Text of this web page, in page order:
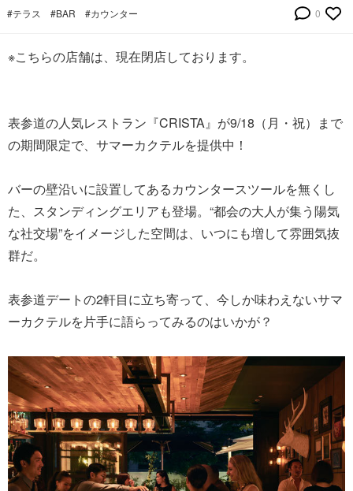
#テラス #BAR #カウンター 0
※こちらの店舗は、現在閉店しております。
表参道の人気レストラン『CRISTA』が9/18（月・祝）まで
の期間限定で、サマーカクテルを提供中！
バーの壁沿いに設置してあるカウンタースツールを無くし
た、スタンディングエリアも登場。“都会の大人が集う陽気
な社交場”をイメージした空間は、いつにも増して雰囲気抜
群だ。
表参道デートの2軒目に立ち寄って、今しか味わえないサマ
ーカクテルを片手に語らってみるのはいかが？